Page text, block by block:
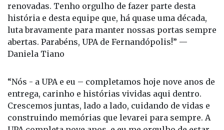
renovadas. Tenho orgulho de fazer parte desta
história e desta equipe que, há quase uma década,
luta bravamente para manter nossas portas sempre
abertas. Parabéns, UPA de Fernandópolis!” —
Daniela Tiano
“Nós - a UPA e eu – completamos hoje nove anos de
entrega, carinho e histórias vividas aqui dentro.
Crescemos juntas, lado a lado, cuidando de vidas e
construindo memórias que levarei para sempre. A